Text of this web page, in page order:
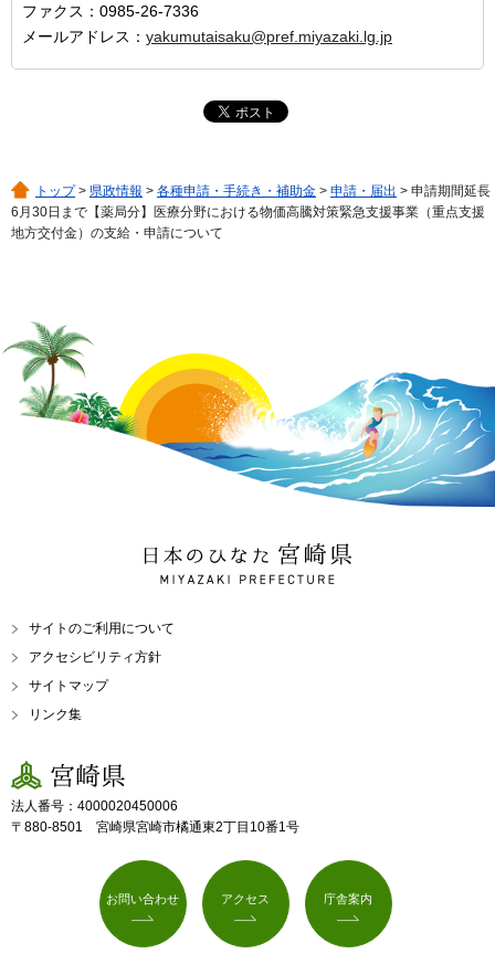
ファクス：0985-26-7336
メールアドレス： yakumutaisaku@pref.miyazaki.lg.jp
トップ> 県政情報 > 各種申請・手続き・補助金 > 申請・届出 > 申請期間延長
6月30日まで【薬局分】医療分野における物価高騰対策緊急支援事業（重点支援
地方交付金）の支給・申請について
日本のひなた 宮崎県
MIYAZAKI PREFECTURE
サイトのご利用について
アクセシビリティ方針
サイトマップ
リンク集
宮崎県
法人番号：4000020450006
〒880-8501 宮崎県宮崎市橘通東2丁目10番1号
お問い合わせ アクセス 庁舎案内